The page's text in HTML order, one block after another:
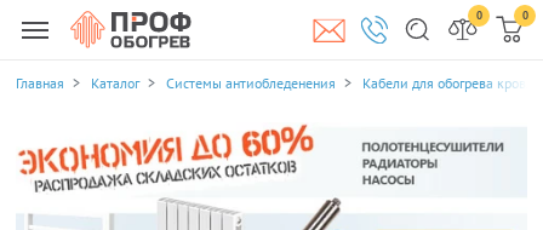
0 0
Главная Каталог Системы антиобледенения Кабели для обогрева